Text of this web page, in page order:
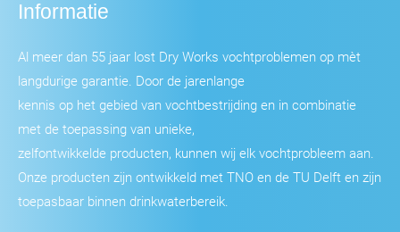
Informatie
Al meer dan 55 jaar lost Dry Works vochtproblemen op mèt
langdurige garantie. Door de jarenlange
kennis op het gebied van vochtbestrijding en in combinatie
met de toepassing van unieke,
zelfontwikkelde producten, kunnen wij elk vochtprobleem aan.
Onze producten zijn ontwikkeld met TNO en de TU Delft en zijn
toepasbaar binnen drinkwaterbereik.